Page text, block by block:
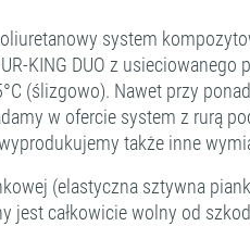
system
KING DUO z
(ślizgowo). Nawet przy
w ofercie system z rurą
także inne
(elastyczna sztywna
jest całkowicie wolny od